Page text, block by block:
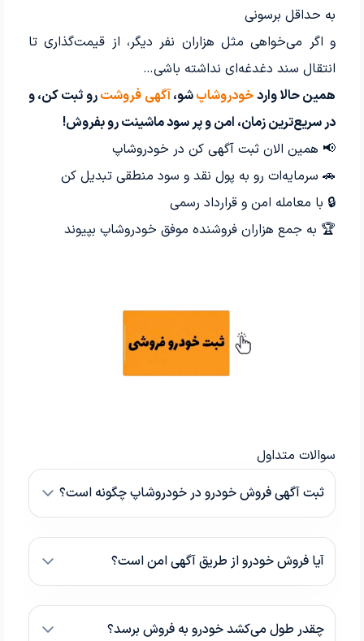
به حداقل برسونی
و اگر می‌خواهی مثل هزاران نفر دیگر، از قیمت‌گذاری تا
انتقال سند دغدغه‌ای نداشته باشی…
همین حالا واردخودروشاپشو،آگهی فروشترو ثبت کن، و
در سریع‌ترین زمان، امن و پر سود ماشینت رو بفروش!
📢 همین الان ثبت آگهی کن در خودروشاپ
🚗 سرمایه‌ات رو به پول نقد و سود منطقی تبدیل کن
🔒 با معامله امن و قرارداد رسمی
🏆 به جمع هزاران فروشنده موفق خودروشاپ بپیوند
سوالات متداول
ثبت آگهی فروش خودرو در خودروشاپ چگونه است؟
آیا فروش خودرو از طریق آگهی امن است؟
چقدر طول می‌کشد خودرو به فروش برسد؟